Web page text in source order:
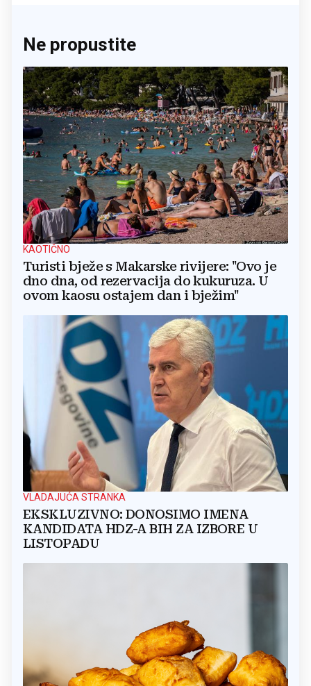
Ne propustite
KAOTIČNO
Turisti bježe s Makarske rivijere: "Ovo je
dno dna, od rezervacija do kukuruza. U
ovom kaosu ostajem dan i bježim"
VLADAJUĆA STRANKA
EKSKLUZIVNO: DONOSIMO IMENA
KANDIDATA HDZ-A BIH ZA IZBORE U
LISTOPADU